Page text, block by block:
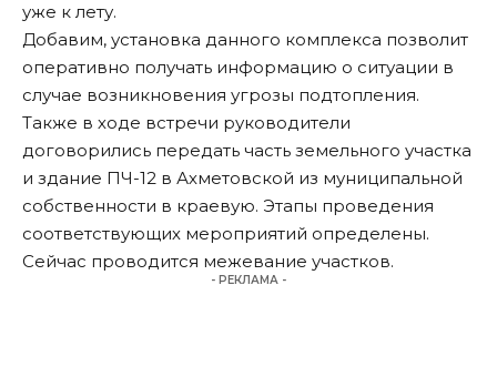
уже к лету.
Добавим, установка данного комплекса позволит
оперативно получать информацию о ситуации в
случае возникновения угрозы подтопления.
Также в ходе встречи руководители
договорились передать часть земельного участка
и здание ПЧ-12 в Ахметовской из муниципальной
собственности в краевую. Этапы проведения
соответствующих мероприятий определены.
Сейчас проводится межевание участков.
- РЕКЛАМА -